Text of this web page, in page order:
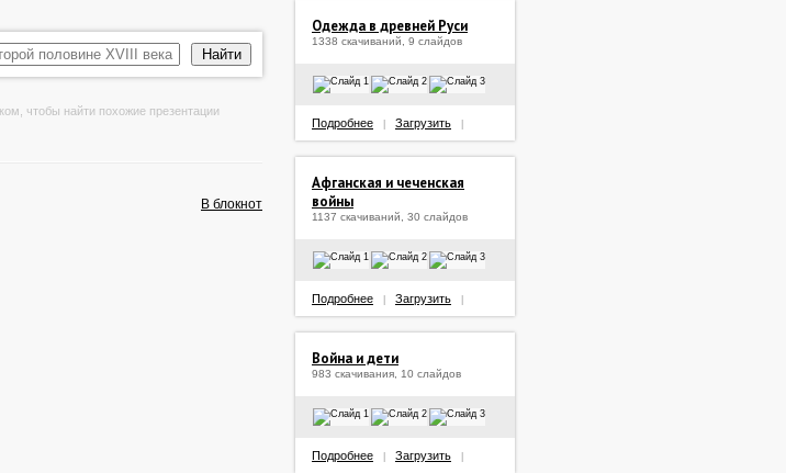
чтобы найти похожие презентации
В блокнот
Одежда в древней Руси
1338 скачиваний, 9 слайдов
Подробнее Загрузить
Афганская и чеченская
войны
1137 скачиваний, 30 слайдов
Подробнее Загрузить
Война и дети
983 скачивания, 10 слайдов
Подробнее Загрузить